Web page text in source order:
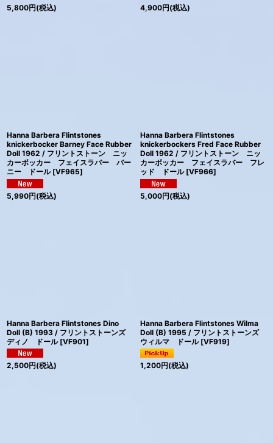
5,800円(税込) 4,900円(税込)
Hanna Barbera Flintstones
knickerbocker Barney Face Rubber
Doll 1962 / フリントストーン ニッ
カーボッカー フェイスラバー バー
ニー ドール [VF965]
5,990円(税込)
Hanna Barbera Flintstones
knickerbockers Fred Face Rubber
Doll 1962 / フリントストーン ニッ
カーボッカー フェイスラバー フレ
ッド ドール [VF966]
5,000円(税込)
Hanna Barbera Flintstones Dino
Doll (B) 1993 / フリントストーンズ
ディノ ドール [VF901]
2,500円(税込)
Hanna Barbera Flintstones Wilma
Doll (B) 1995 / フリントストーンズ
ウィルマ ドール [VF919]
1,200円(税込)